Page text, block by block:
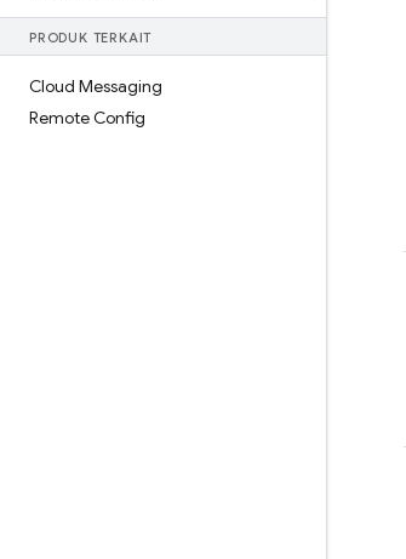
PRODUK TERKAIT
Cloud Messaging
Remote Config